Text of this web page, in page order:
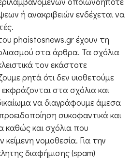
ή ανακριβειών ενδέχεται να
phaistosnews.gr έχουν τη
στα άρθρα. Τα σχόλια
τον εκάστοτε
ρητά ότι δεν υιοθετούμε
στα σχόλια και
να διαγράφουμε άμεσα
συκοφαντικά και
καθώς και σχόλια που
νομοθεσία. Για την
διαφήμισης (spam)